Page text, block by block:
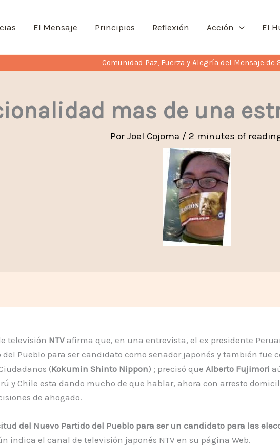
El Mensaje Principios Reflexión Acción El
Comunidad Paz, Fuerza y Alegría del Mensaje de
mas de una
Por Joel Cojoma / 2 minutes of
televisión NTV afirma que, en una entrevista, el ex presidente
Pueblo para ser candidato como senador japonés y también fue
(Kokumin Shinto Nippon) ; precisó que Alberto Fujimori
y Chile esta dando mucho de que hablar, ahora con arresto
de ahogado.
del Nuevo Partido del Pueblo para ser un candidato para las
indica el canal de televisión japonés NTV en su página Web.